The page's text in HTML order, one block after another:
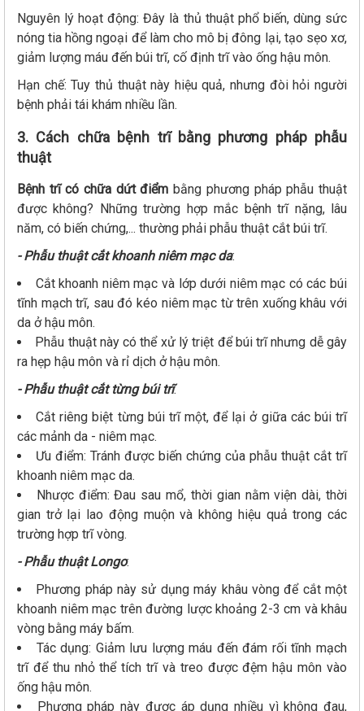
Nguyên lý hoạt động: Đây là thủ thuật phổ biến, dùng sức
nóng tia hồng ngoại để làm cho mô bị đông lại, tạo sẹo xơ,
giảm lượng máu đến búi trĩ, cố định trĩ vào ống hậu môn.
Hạn chế: Tuy thủ thuật này hiệu quả, nhưng đòi hỏi người
bệnh phải tái khám nhiều lần.
3. Cách chữa bệnh trĩ bằng phương pháp phẫu
thuật
Bệnh trĩ có chữa dứt điểm bằng phương pháp phẫu thuật
được không? Những trường hợp mắc bệnh trĩ nặng, lâu
năm, có biến chứng,... thường phải phẫu thuật cắt búi trĩ.
- Phẫu thuật cắt khoanh niêm mạc da:
Cắt khoanh niêm mạc và lớp dưới niêm mạc có các búi
tĩnh mạch trĩ, sau đó kéo niêm mạc từ trên xuống khâu với
da ở hậu môn.
Phẫu thuật này có thể xử lý triệt để búi trĩ nhưng dễ gây
ra hẹp hậu môn và rỉ dịch ở hậu môn.
- Phẫu thuật cắt từng búi trĩ:
Cắt riêng biệt từng búi trĩ một, để lại ở giữa các búi trĩ
các mảnh da - niêm mạc.
Ưu điểm: Tránh được biến chứng của phẫu thuật cắt trĩ
khoanh niêm mạc da.
Nhược điểm: Đau sau mổ, thời gian nằm viện dài, thời
gian trở lại lao động muộn và không hiệu quả trong các
trường hợp trĩ vòng.
- Phẫu thuật Longo:
Phương pháp này sử dụng máy khâu vòng để cắt một
khoanh niêm mạc trên đường lược khoảng 2-3 cm và khâu
vòng bằng máy bấm.
Tác dụng: Giảm lưu lượng máu đến đám rối tĩnh mạch
trĩ để thu nhỏ thể tích trĩ và treo được đệm hậu môn vào
ống hậu môn.
Phương pháp này được áp dụng nhiều vì không đau,